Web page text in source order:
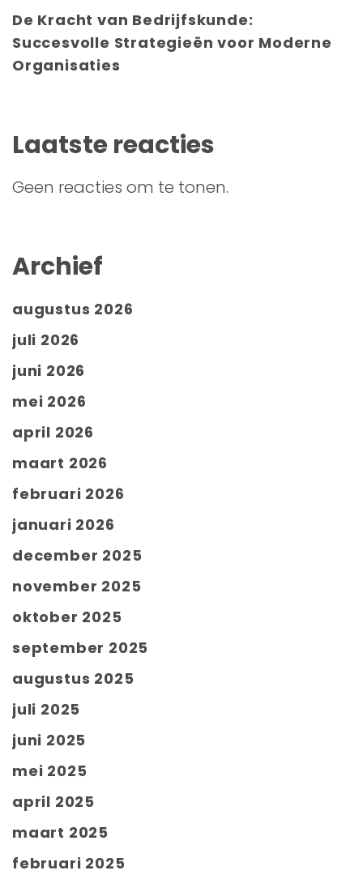
De Kracht van Bedrijfskunde:
Succesvolle Strategieën voor Moderne
Organisaties
Laatste reacties
Geen reacties om te tonen.
Archief
augustus 2026
juli 2026
juni 2026
mei 2026
april 2026
maart 2026
februari 2026
januari 2026
december 2025
november 2025
oktober 2025
september 2025
augustus 2025
juli 2025
juni 2025
mei 2025
april 2025
maart 2025
februari 2025